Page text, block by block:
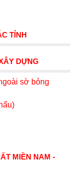
TỈNH
DỰNG
sờ bỏng
MIỀN NAM -